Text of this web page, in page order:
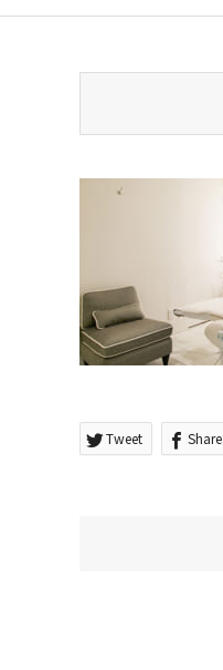
Tweet Share